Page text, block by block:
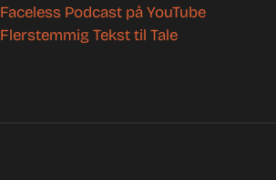
Faceless Podcast på YouTube
Flerstemmig Tekst til Tale